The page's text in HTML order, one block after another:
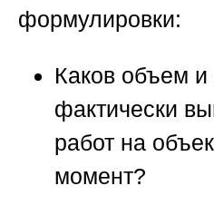
формулировки:
Каков объем и
фактически
работ на
момент?